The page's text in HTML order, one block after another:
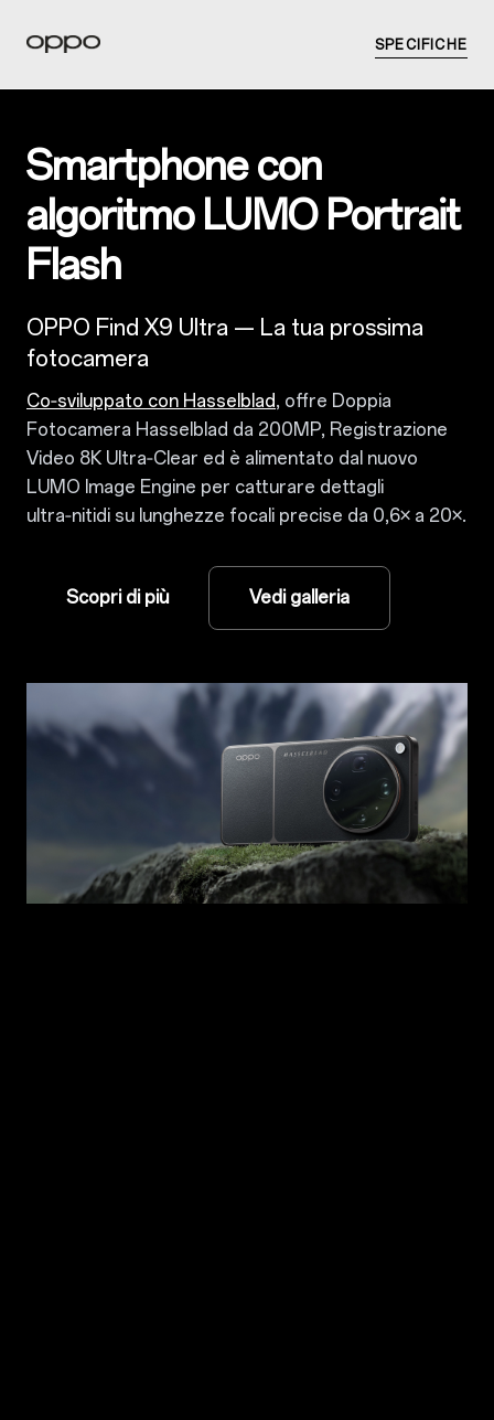
SPECIFICHE
Smartphone con
algoritmo LUMO Portrait
Flash
OPPO Find X9 Ultra — La tua prossima
fotocamera
Co‑sviluppato con Hasselblad, offre Doppia
Fotocamera Hasselblad da 200MP, Registrazione
Video 8K Ultra‑Clear ed è alimentato dal nuovo
LUMO Image Engine per catturare dettagli
ultra‑nitidi su lunghezze focali precise da 0,6× a 20×.
Scopri di più Vedi galleria